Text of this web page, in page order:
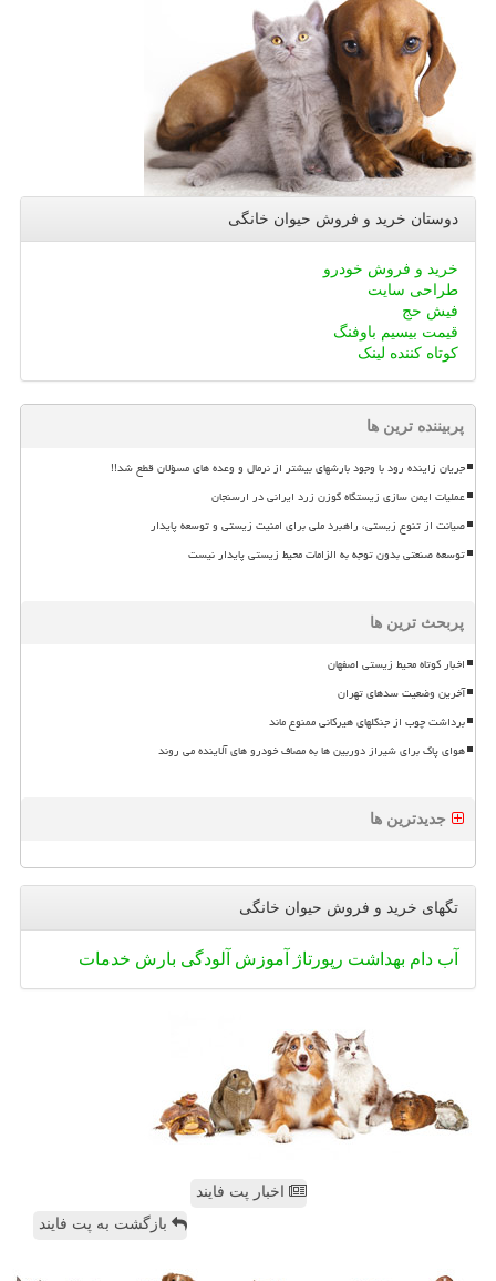
دوستان خرید و فروش حیوان خانگی
خرید و فروش خودرو
طراحی سایت
فیش حج
قیمت بیسیم باوفنگ
کوتاه کننده لینک
پربیننده ترین ها
جریان زاینده رود با وجود بارشهای بیشتر از نرمال و وعده های مسؤلان قطع شد!!
عملیات ایمن سازی زیستگاه گوزن زرد ایرانی در ارسنجان
صیانت از تنوع زیستی، راهبرد ملی برای امنیت زیستی و توسعه پایدار
توسعه صنعتی بدون توجه به الزامات محیط زیستی پایدار نیست
پربحث ترین ها
اخبار کوتاه محیط زیستی اصفهان
آخرین وضعیت سدهای تهران
برداشت چوب از جنگلهای هیرکانی ممنوع ماند
هوای پاک برای شیراز دوربین ها به مصاف خودرو های آلاینده می روند
جدیدترین ها
تگهای خرید و فروش حیوان خانگی
آب دام بهداشت رپورتاژ آموزش آلودگی بارش خدمات
اخبار پت فایند
بازگشت به پت فایند